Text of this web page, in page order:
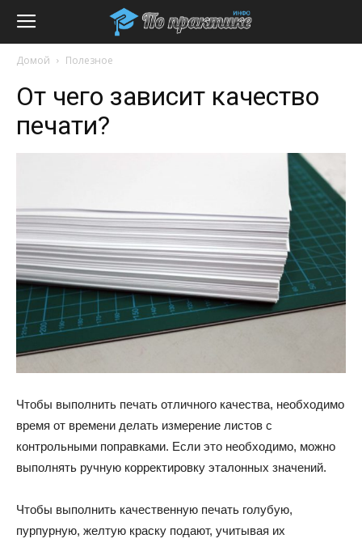
Домой Полезное
От чего зависит качество
печати?
Чтобы выполнить печать отличного качества, необходимо
время от времени делать измерение листов с
контрольными поправками. Если это необходимо, можно
выполнять ручную корректировку эталонных значений.
Чтобы выполнить качественную печать голубую,
пурпурную, желтую краску подают, учитывая их